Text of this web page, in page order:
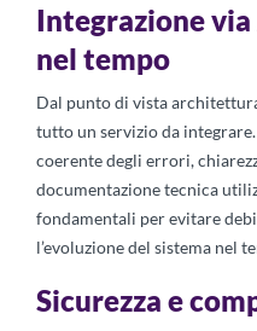
Integrazione
nel tempo
Dal punto di vista
tutto un servizio da integrare.
coerente degli errori,
documentazione tecnica
fondamentali per evitare
l’evoluzione del sistema nel
Sicurezza e